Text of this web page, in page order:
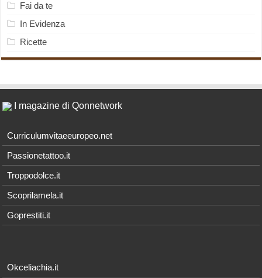
Fai da te
In Evidenza
Ricette
I magazine di Qonnetwork
Curriculumvitaeeuropeo.net
Passionetattoo.it
Troppodolce.it
Scoprilamela.it
Goprestiti.it
Okceliachia.it